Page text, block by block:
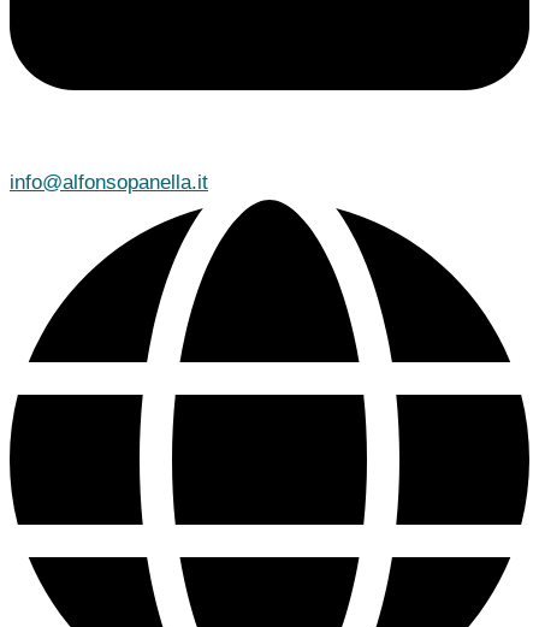
info@alfonsopanella.it